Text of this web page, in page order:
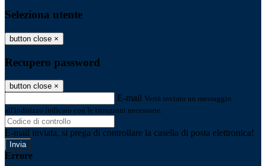
Seleziona utente
button close ×
Recupero password
button close ×
E-mail Verrà inviato un messaggio
all'indirizzo indicato con le istruzioni necessarie.
E-mail inviata, si prega di controllare la casella di posta elettronica!
Errore